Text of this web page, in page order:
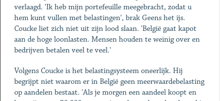
verlaagd. 'Ik heb mijn portefeuille meegebracht, zodat u
hem kunt vullen met belastingen', brak Geens het ijs.
Coucke liet zich niet uit zijn lood slaan. 'België gaat kapot
aan de hoge loonlasten. Mensen houden te weinig over en
bedrijven betalen veel te veel.'
Volgens Coucke is het belastingsysteem oneerlijk. Hij
begrijpt niet waarom er in België geen meerwaardebelasting
op aandelen bestaat. 'Als je morgen een aandeel koopt en